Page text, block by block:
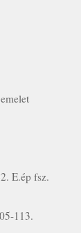
E.ép fsz.
113.